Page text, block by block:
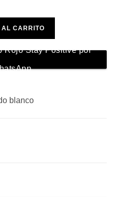
CARRITO
Rojo Stay Positive por
blanco